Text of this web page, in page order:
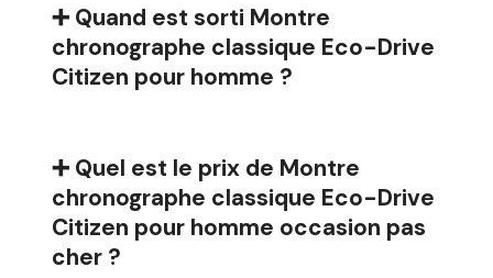
➕ Quand est sorti Montre
chronographe classique Eco-Drive
Citizen pour homme ?
➕ Quel est le prix de Montre
chronographe classique Eco-Drive
Citizen pour homme occasion pas
cher ?